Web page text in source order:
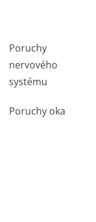
Poruchy
nervového
systému
Poruchy oka